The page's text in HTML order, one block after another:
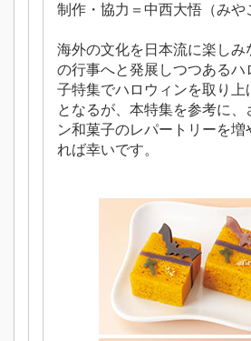
制作・協力＝中西大悟（みや
海外の文化を日本流に楽しみ
の行事へと発展しつつあるハ
子特集でハロウィンを取り上
となるが、本特集を参考に、
ン和菓子のレパートリーを増
れば幸いです。